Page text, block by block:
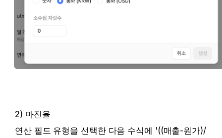
2) 마진율
연산 필드 유형을 선택한 다음 수식에 '((매출-원가)/